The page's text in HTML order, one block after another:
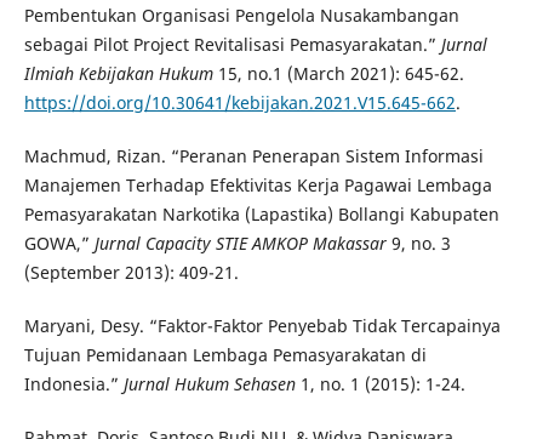
Pembentukan Organisasi Pengelola Nusakambangan
sebagai Pilot Project Revitalisasi Pemasyarakatan.” Jurnal
Ilmiah Kebijakan Hukum15, no.1 (March 2021): 645-62.
https://doi.org/10.30641/kebijakan.2021.V15.645-662.
Machmud, Rizan. “Peranan Penerapan Sistem Informasi
Manajemen Terhadap Efektivitas Kerja Pagawai Lembaga
Pemasyarakatan Narkotika (Lapastika) Bollangi Kabupaten
GOWA,” Jurnal Capacity STIE AMKOP Makassar9, no. 3
(September 2013): 409-21.
Maryani, Desy. “Faktor-Faktor Penyebab Tidak Tercapainya
Tujuan Pemidanaan Lembaga Pemasyarakatan di
Indonesia.” Jurnal Hukum Sehasen1, no. 1 (2015): 1-24.